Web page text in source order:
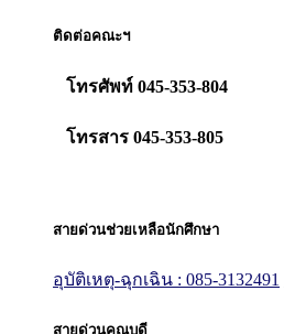
ติดต่อคณะฯ
โทรศัพท์ 045-353-804
โทรสาร 045-353-805
สายด่วนช่วยเหลือนักศึกษา
อุบัติเหตุ-ฉุกเฉิน : 085-3132491
สายด่วนคณบดี